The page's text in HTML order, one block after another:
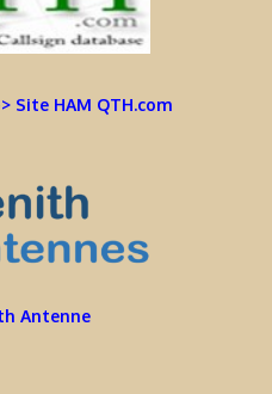
Site HAM QTH.com
Antenne